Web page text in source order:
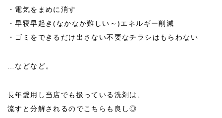
・電気をまめに消す
・早寝早起き(なかなか難しい～)エネルギー削減
・ゴミをできるだけ出さない不要なチラシはもらわない
…などなど。
長年愛用し当店でも扱っている洗剤は、
流すと分解されるのでこちらも良し◎